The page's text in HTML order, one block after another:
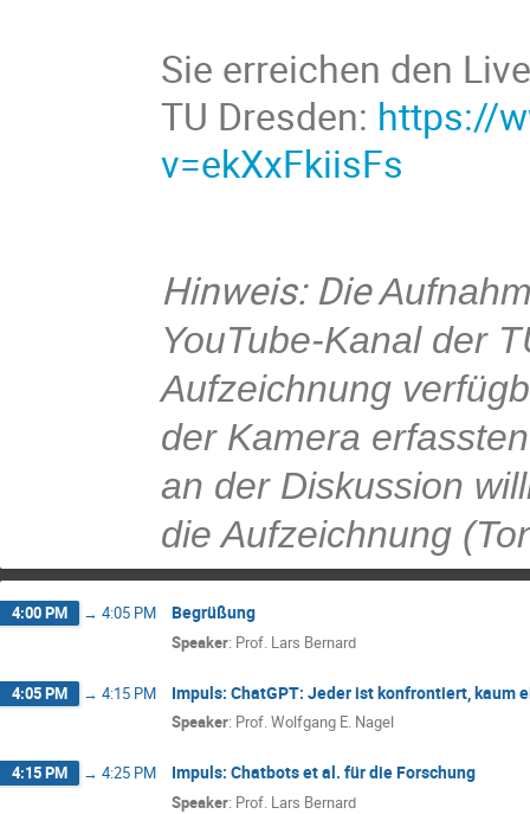
Sie erreichen den
TU Dresden: https://
v=ekXxFkiisFs
Hinweis: Die
YouTube-Kanal der
Aufzeichnung
der Kamera
an der Diskussion
die Aufzeichnung
4:00 PM → 4:05 PM Begrüßung
Speaker: Prof. Lars Bernard
4:05 PM → 4:15 PM Impuls: ChatGPT: Jeder ist konfrontiert, kaum
Speaker: Prof.Wolfgang E. Nagel
4:15 PM → 4:25 PM Impuls: Chatbots et al. für die Forschung
Speaker: Prof. Lars Bernard